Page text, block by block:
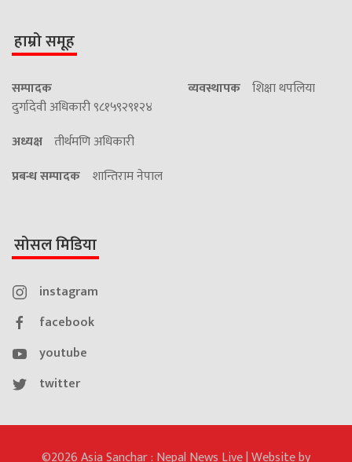
हाम्रो समूह
सम्पादक
दुर्गादेवी अधिकारी ९८१५९२९१२४
व्यवस्थापक शिक्षा थपलिया
अध्यक्ष तीर्थमणि अधिकारी
प्रबन्ध सम्पादक शान्तिराम नेपाल
सोसल मिडिया
instagram
facebook
youtube
twitter
©2026 Asia Sanchar : Nepal News Live | Website by